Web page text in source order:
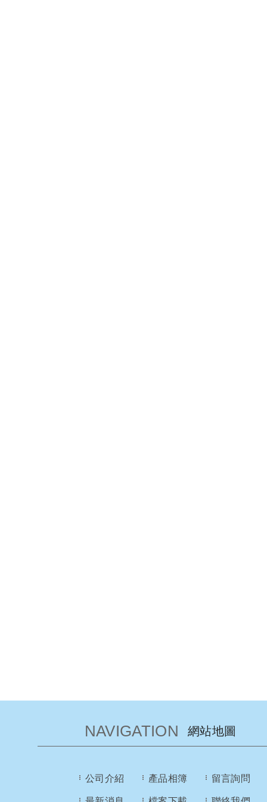
NAVIGATION 網站地圖
公司介紹 產品相簿 留言詢問